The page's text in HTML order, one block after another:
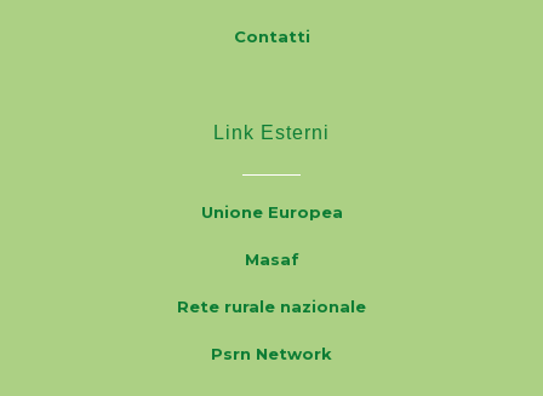
Contatti
Link Esterni
Unione Europea
Masaf
Rete rurale nazionale
Psrn Network